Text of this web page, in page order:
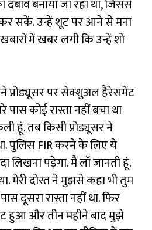
दबाव बनाया जा रहा था, जिससे
सकें. उन्हें शूट पर आने से मना
में खबर लगी कि उन्हें शो
प्रोड्यूसर पर सेक्शुअल हैरेसमेंट
कोई रास्ता नहीं बचा था
हूं. तब किसी प्रोड्यूसर ने
पुलिस FIR करने के लिए ये
लिखना पड़ेगा. मैं लॉ जानती हूं.
मेरी दोस्त ने मुझसे कहा भी तुम
दूसरा रास्ता नहीं था. फिर
हुआ और तीन महीने बाद मुझे